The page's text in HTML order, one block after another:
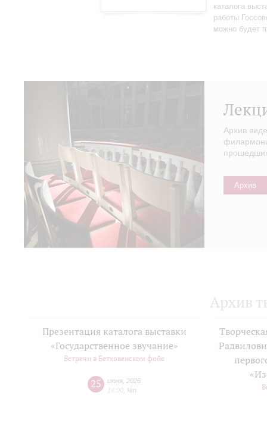
каталога
работы
можно будет
Архив
Архив
Архив
Презентация каталога выставки
«Государственное звучание»
Встречи в Бетховенском фойе
25 июня 2026
14:00 Чт